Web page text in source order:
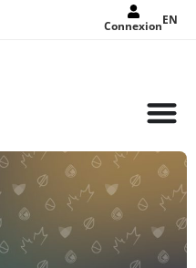
ConnexionEN